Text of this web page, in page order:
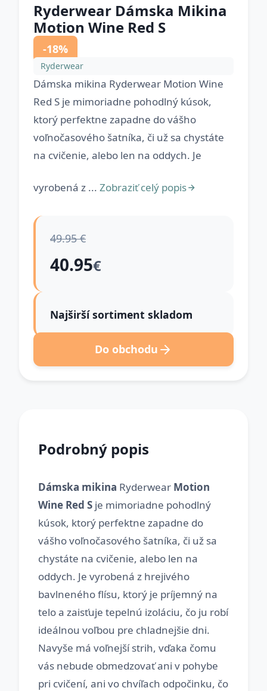
Ryderwear Dámska Mikina
Motion Wine Red S
-18%
Ryderwear
Dámska mikina Ryderwear Motion Wine
Red S je mimoriadne pohodlný kúsok,
ktorý perfektne zapadne do vášho
voľnočasového šatníka, či už sa chystáte
na cvičenie, alebo len na oddych. Je
vyrobená z ... Zobraziť celý popis
49.95 €
40.95€
Najširší sortiment skladom
Do obchodu
Podrobný popis
Dámska mikina Ryderwear Motion
Wine Red S je mimoriadne pohodlný
kúsok, ktorý perfektne zapadne do
vášho voľnočasového šatníka, či už sa
chystáte na cvičenie, alebo len na
oddych. Je vyrobená z hrejivého
bavlneného flísu, ktorý je príjemný na
telo a zaisťuje tepelnú izoláciu, čo ju robí
ideálnou voľbou pre chladnejšie dni.
Navyše má voľnejší strih, vďaka čomu
vás nebude obmedzovať ani v pohybe
pri cvičení, ani vo chvíľach odpočinku, čo